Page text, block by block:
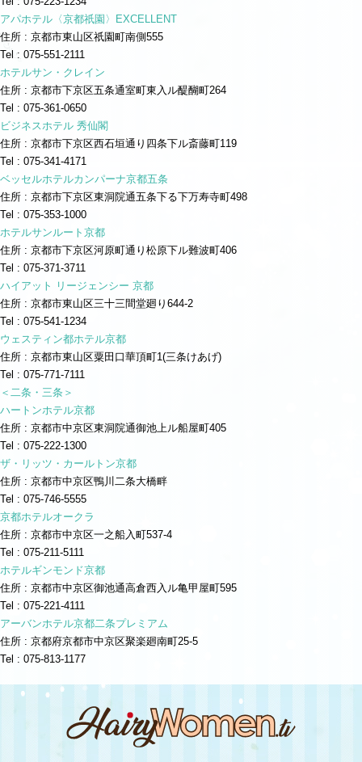
アパホテル〈京都祇園〉EXCELLENT
住所 : 京都市東山区祇園町南側555
Tel : 075-551-2111
ホテルサン・クレイン
住所 : 京都市下京区五条通室町東入ル醍醐町264
Tel : 075-361-0650
ビジネスホテル 秀仙閣
住所 : 京都市下京区西石垣通り四条下ル斎藤町119
Tel : 075-341-4171
ベッセルホテルカンパーナ京都五条
住所 : 京都市下京区東洞院通五条下る下万寿寺町498
Tel : 075-353-1000
ホテルサンルート京都
住所 : 京都市下京区河原町通り松原下ル難波町406
Tel : 075-371-3711
ハイアット リージェンシー 京都
住所 : 京都市東山区三十三間堂廻り644-2
Tel : 075-541-1234
ウェスティン都ホテル京都
住所 : 京都市東山区粟田口華頂町1(三条けあげ)
Tel : 075-771-7111
＜二条・三条＞
ハートンホテル京都
住所 : 京都市中京区東洞院通御池上ル船屋町405
Tel : 075-222-1300
ザ・リッツ・カールトン京都
住所 : 京都市中京区鴨川二条大橋畔
Tel : 075-746-5555
京都ホテルオークラ
住所 : 京都市中京区一之船入町537-4
Tel : 075-211-5111
ホテルギンモンド京都
住所 : 京都市中京区御池通高倉西入ル亀甲屋町595
Tel : 075-221-4111
アーバンホテル京都二条プレミアム
住所 : 京都府京都市中京区聚楽廻南町25-5
Tel : 075-813-1177